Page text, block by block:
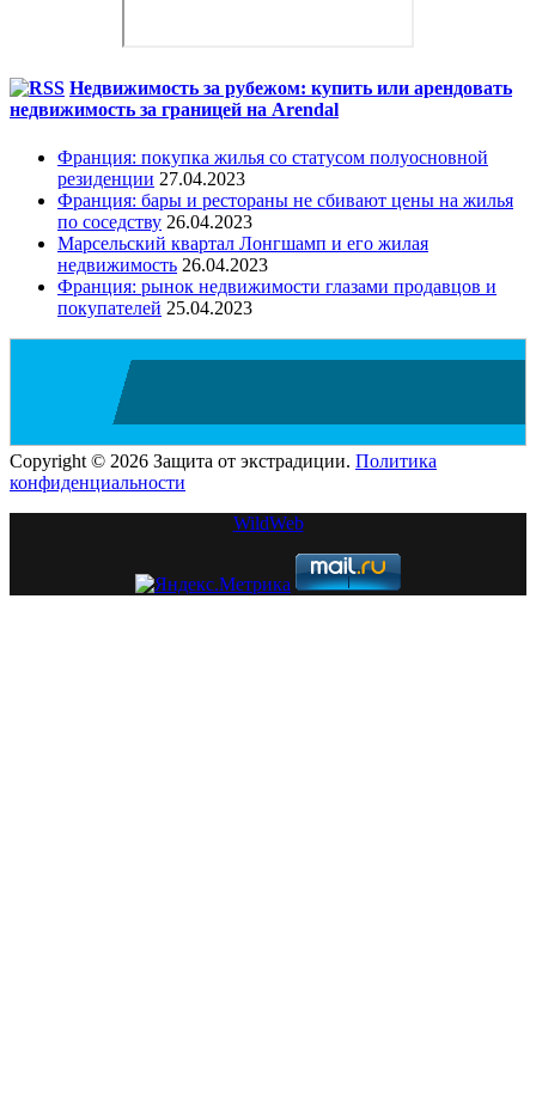
Недвижимость за рубежом: купить или арендовать
недвижимость за границей на Arendal
Франция: покупка жилья со статусом полуосновной
резиденции 27.04.2023
Франция: бары и рестораны не сбивают цены на жилья
по соседству 26.04.2023
Марсельский квартал Лонгшамп и его жилая
недвижимость 26.04.2023
Франция: рынок недвижимости глазами продавцов и
покупателей 25.04.2023
Copyright © 2026 Защита от экстрадиции. Политика
конфиденциальности
WildWeb